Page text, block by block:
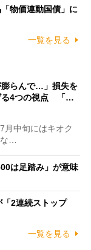
物価連動国債」に
一覧を見る
膨らんで…」損失を
る4つの視点 「…
中旬にはキオク
…
は足踏み」が意味
「2連続ストップ
一覧を見る